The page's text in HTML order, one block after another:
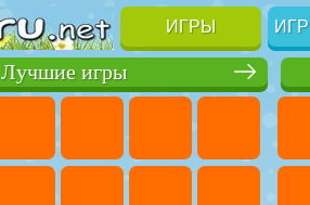
ИГРЫ
Лучшие игры